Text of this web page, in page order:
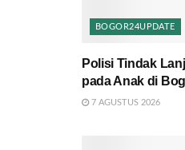
BOGOR24UPDATE
Polisi Tindak
pada Anak di
7 AGUSTUS 2026